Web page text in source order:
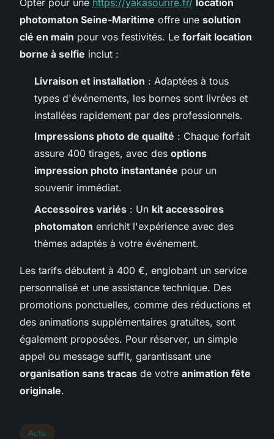
photomaton Seine-Maritime offre une solution
clé en main pour vos festivités. Le forfait location
borne à selfie inclut :
Livraison et installation : Adaptées à tous
types d'événements, les bornes sont livrées et
installées rapidement par des professionnels.
Impressions photo de qualité : Chaque forfait
assure 400 tirages, avec des options
impression photo instantanée pour un
souvenir immédiat.
Accessoires variés : Un kit accessoires
photomaton enrichit l'expérience avec des
thèmes adaptés à votre événement.
Les tarifs débutent à 400 €, englobant un service
personnalisé et une assistance technique. Des
promotions ponctuelles, comme des réductions et
des animations supplémentaires gratuites, sont
également proposées. Pour réserver, un simple
appel ou message suffit, garantissant une
organisation sans tracas de votre animation fête
originale.
Actu